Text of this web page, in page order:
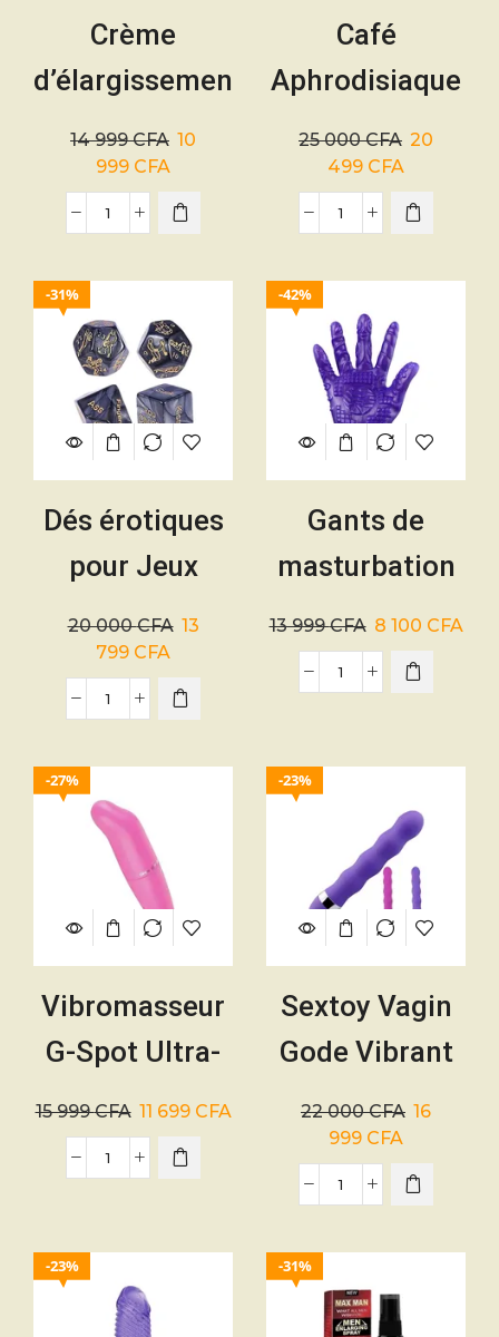
Crème
d’élargissement
du Pénis –
Developpe Sex
14 999CFA 10
999 CFA
Café
Aphrodisiaque
Kopivitamin –
100% Bio –
Homme et
25 000CFA 20
499 CFA
31%
Dés érotiques
pour Jeux
Sexuels –
Positions et
Mots érotiques
20 000CFA 13
799 CFA
42%
Gants de
masturbation
érotique
13 999CFA 8 100 CFA
27%
Vibromasseur
G-Spot Ultra-
Précis
15 999CFA 11 699 CFA
23%
Sextoy Vagin
Gode Vibrant
en Silicone
22 000CFA 16
999 CFA
23% 31%